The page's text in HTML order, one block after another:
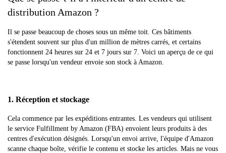
distribution Amazon ?
Il se passe beaucoup de choses sous un même toit. Ces bâtiments
s'étendent souvent sur plus d'un million de mètres carrés, et certains
fonctionnent 24 heures sur 24 et 7 jours sur 7. Voici un aperçu de ce qui
se passe lorsqu'un vendeur envoie son stock à Amazon.
1. Réception et stockage
Cela commence par les expéditions entrantes. Les vendeurs qui utilisent
le service Fulfillment by Amazon (FBA) envoient leurs produits à des
centres d'exécution désignés. Lorsqu'un envoi arrive, l'équipe d'Amazon
scanne chaque boîte, vérifie le contenu et stocke les articles. Mais ne vous